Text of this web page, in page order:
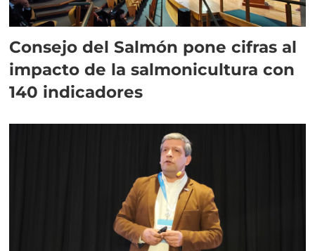
Consejo del Salmón pone cifras al
impacto de la salmonicultura con
140 indicadores